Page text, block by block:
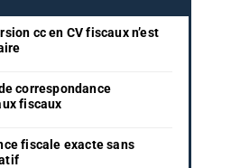
cc en CV fiscaux n’est
correspondance
fiscaux
fiscale exacte sans